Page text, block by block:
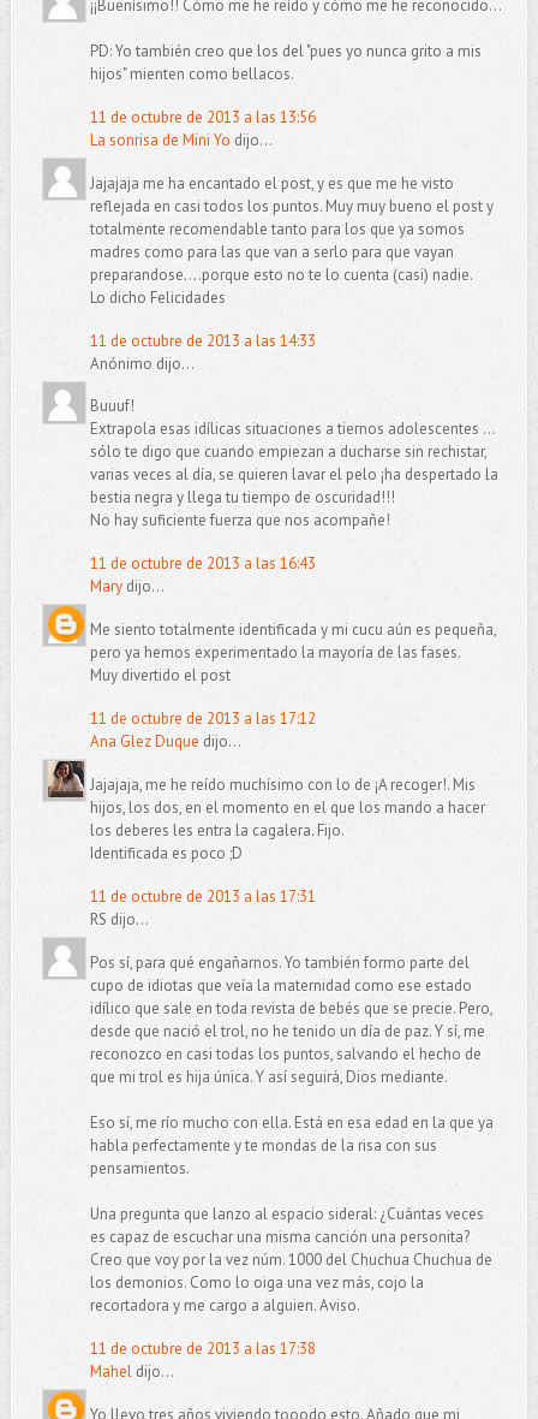
¡¡Buenísimo!! Cómo me he reído y cómo me he reconocido...
PD: Yo también creo que los del "pues yo nunca grito a mis
hijos" mienten como bellacos.
11 de octubre de 2013 a las 13:56
La sonrisa de Mini Yo dijo...
Jajajaja me ha encantado el post, y es que me he visto
reflejada en casi todos los puntos. Muy muy bueno el post y
totalmente recomendable tanto para los que ya somos
madres como para las que van a serlo para que vayan
preparandose....porque esto no te lo cuenta (casi) nadie.
Lo dicho Felicidades
11 de octubre de 2013 a las 14:33
Anónimo dijo...
Buuuf!
Extrapola esas idílicas situaciones a tiernos adolescentes ...
sólo te digo que cuando empiezan a ducharse sin rechistar,
varias veces al día, se quieren lavar el pelo ¡ha despertado la
bestia negra y llega tu tiempo de oscuridad!!!
No hay suficiente fuerza que nos acompañe!
11 de octubre de 2013 a las 16:43
Marydijo...
Me siento totalmente identificada y mi cucu aún es pequeña,
pero ya hemos experimentado la mayoría de las fases.
Muy divertido el post
11 de octubre de 2013 a las 17:12
Ana Glez Duque dijo...
Jajajaja, me he reído muchísimo con lo de ¡A recoger!. Mis
hijos, los dos, en el momento en el que los mando a hacer
los deberes les entra la cagalera. Fijo.
Identificada es poco ;D
11 de octubre de 2013 a las 17:31
RS dijo...
Pos sí, para qué engañarnos. Yo también formo parte del
cupo de idiotas que veía la maternidad como ese estado
idílico que sale en toda revista de bebés que se precie. Pero,
desde que nació el trol, no he tenido un día de paz. Y sí, me
reconozco en casi todas los puntos, salvando el hecho de
que mi trol es hija única. Y así seguirá, Dios mediante.
Eso sí, me río mucho con ella. Está en esa edad en la que ya
habla perfectamente y te mondas de la risa con sus
pensamientos.
Una pregunta que lanzo al espacio sideral: ¿Cuántas veces
es capaz de escuchar una misma canción una personita?
Creo que voy por la vez núm. 1000 del Chuchua Chuchua de
los demonios. Como lo oiga una vez más, cojo la
recortadora y me cargo a alguien. Aviso.
11 de octubre de 2013 a las 17:38
Maheldijo...
Yo llevo tres años viviendo tooodo esto. Añado que mi